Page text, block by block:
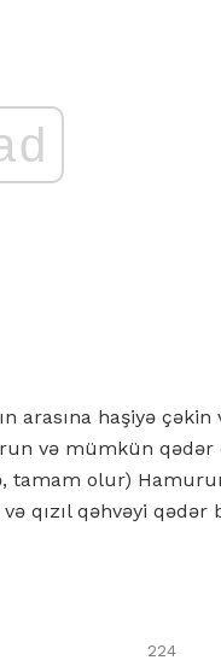
arasına haşiyə
və mümkün qədər
olur)
qızıl qəhvəyi
224